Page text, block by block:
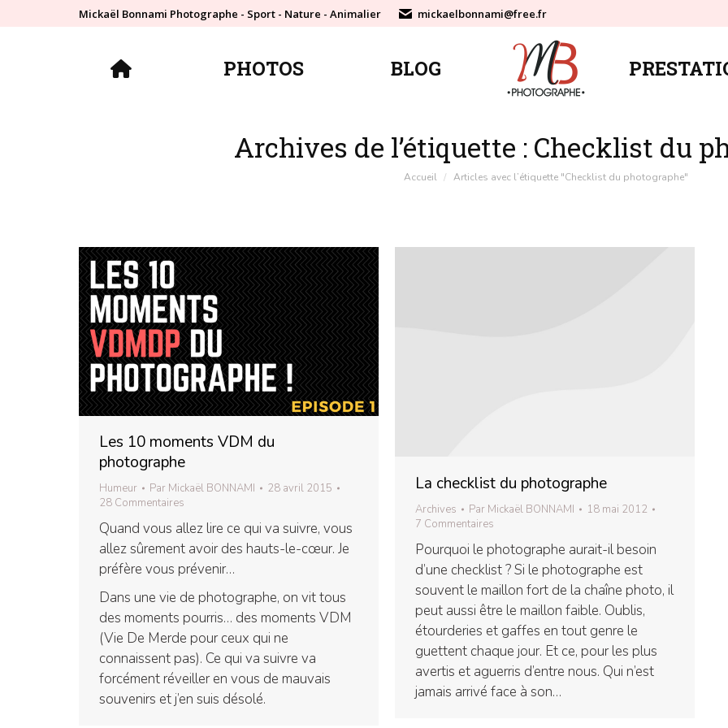
Mickaël Bonnami Photographe - Sport - Nature - Animalier mickaelbonnami@free.fr
PHOTOS BLOG
Archives de l’étiquette : Checklist du
Vous êtes ici :
Accueil Articles avec l’étiquette "Checklist du photographe"
Les 10 moments VDM du
photographe
Humeur Par Mickaël BONNAMI
28 avril 2015
28 Commentaires
Quand vous allez lire ce qui va suivre, vous
allez sûrement avoir des hauts-le-cœur. Je
préfère vous prévenir…
Dans une vie de photographe, on vit tous
des moments pourris… des moments VDM
(Vie De Merde pour ceux qui ne
connaissent pas). Ce qui va suivre va
forcément réveiller en vous de mauvais
souvenirs et j’en suis désolé.
La checklist du photographe
Archives Par Mickaël BONNAMI
18 mai 2012
7 Commentaires
Pourquoi le photographe aurait-il besoin
d’une checklist ? Si le photographe est
souvent le maillon fort de la chaîne photo, il
peut aussi être le maillon faible. Oublis,
étourderies et gaffes en tout genre le
guettent chaque jour. Et ce, pour les plus
avertis et aguerris d’entre nous. Qui n’est
jamais arrivé face à son…